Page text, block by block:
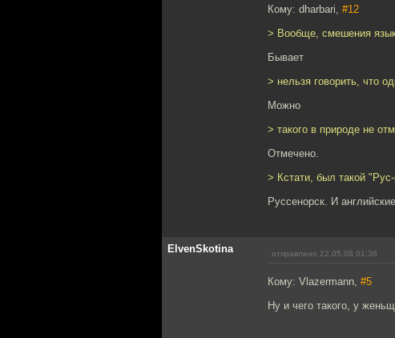
Кому: dharbari, #12
> Вообще, смешения
Бывает
> нельзя говорить, что
Можно
> такого в природе не
Отмечено.
> Кстати, был такой
Руссенорск. И
ElvenSkotina отправлено 22.05.08 01:38
Кому: Vlazermann, #5
Ну и чего такого, у